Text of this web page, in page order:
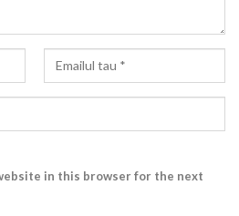
in this browser for the next